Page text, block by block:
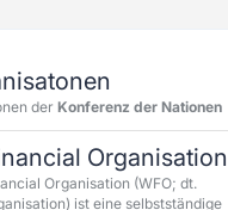
der Konferenz der Nationen
Organisation
Organisation (WFO; dt.
ist eine selbstständige